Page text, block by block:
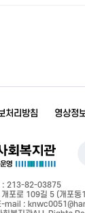
처리방침 영상정
: 213-82-03875
포로 109길 5 (개포동
mail :